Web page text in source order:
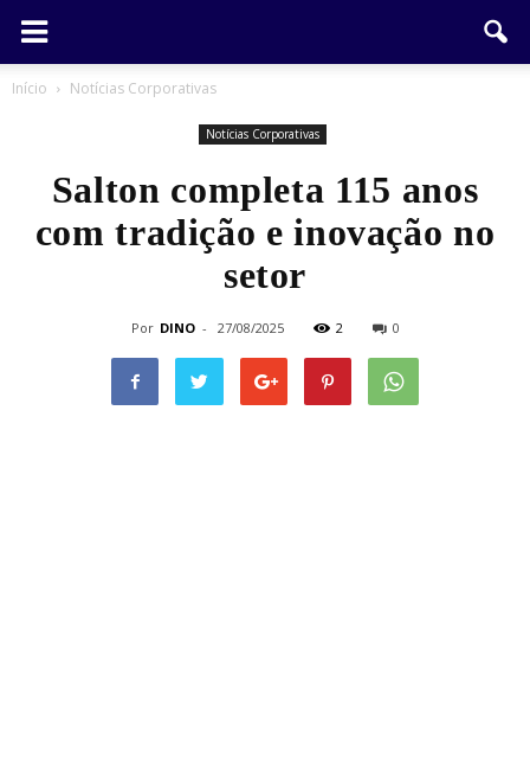
Início Notícias Corporativas
Notícias Corporativas
Salton completa 115 anos
com tradição e inovação no
setor
Por DINO - 27/08/2025 2 0